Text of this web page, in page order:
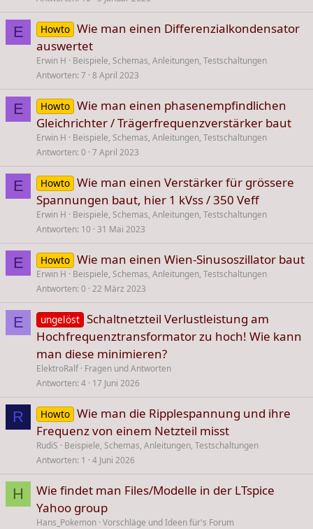
E Howto Wie man einen Differenzialkondensator
auswertet
Erwin H
Beispiele, Schemas, Anleitungen, Testschaltungen
Antworten 7 8 April 2023
E Howto Wie man einen phasenempfindlichen
Gleichrichter / Trägerfrequenzverstärker baut
Erwin H
Beispiele, Schemas, Anleitungen, Testschaltungen
Antworten 0 7 April 2023
E Howto Wie man einen Verstärker für grössere
Spannungen baut, hier 1 kVss / 350 Veff
Erwin H
Beispiele, Schemas, Anleitungen, Testschaltungen
Antworten 10 31 Mai 2023
E Howto Wie man einen Wien-Sinusoszillator baut
Erwin H
Beispiele, Schemas, Anleitungen, Testschaltungen
Antworten 0 22 März 2023
E ungelöst Schaltnetzteil Verlustleistung am
Hochfrequenztransformator zu hoch! Wie kann
man diese minimieren?
ElektroRalf Fragen und Antworten
Antworten 4 17 Juni 2026
R Howto Wie man die Ripplespannung und ihre
Frequenz von einem Netzteil misst
RudiS
Beispiele, Schemas, Anleitungen, Testschaltungen
Antworten 1 4 Juni 2026
H
Wie findet man Files/Modelle in der LTspice
Yahoo group
Hans_Pokemon Vorschläge und Ideen für's Forum